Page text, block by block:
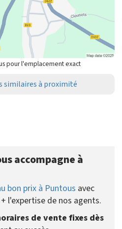
pour l'emplacement exact
similaires à proximité
accompagne à
bon prix à Puntous avec
l'expertise de nos agents.
de vente fixes dès